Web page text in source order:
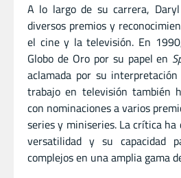
A lo largo de su carrera,
diversos premios y
el cine y la televisión. En
Globo de Oro por su papel en
aclamada por su
trabajo en televisión también
con nominaciones a varios
series y miniseries. La crítica ha
versatilidad y su capacidad
complejos en una amplia gama